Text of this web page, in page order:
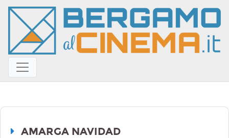
AMARGA NAVIDAD